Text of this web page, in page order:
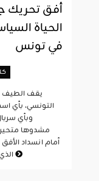
أفق تحريك
الحياة
في تونس
يقف الطيف
التونسي، بأي
وبأي
مشدوها
أمام انسداد
المزيد